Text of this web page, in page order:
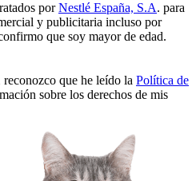
porNestlé España, S.A. para
y publicitaria incluso por
que soy mayor de edad.
que he leído la Política de
sobre los derechos de mis